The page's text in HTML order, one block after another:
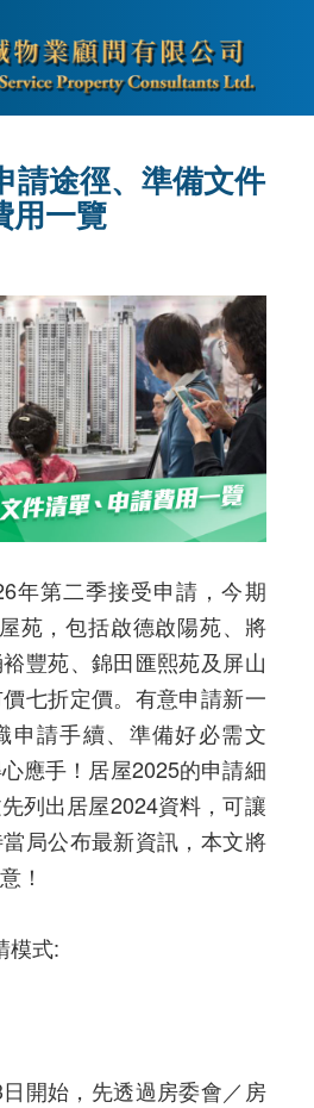
請途徑、準備文件
用一覽
年第二季接受申請，今期
苑，包括啟德啟陽苑、將
豐苑、錦田匯熙苑及屏山
七折定價。有意申請新一
申請手續、準備好必需文
應手！居屋2025的申請細
列出居屋2024資料，可讓
局公布最新資訊，本文將
！
模式:
開始，先透過房委會／房